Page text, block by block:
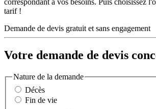
correspondant à vos besoins. Puis choisissez
tarif !
Demande de devis gratuit et sans engagement
Votre demande de devis
Nature de la demande
Décès
Fin de vie